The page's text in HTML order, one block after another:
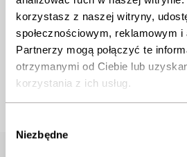
korzystasz z naszej witryny,
społecznościowym, reklamowym i
Partnerzy mogą połączyć te
otrzymanymi od Ciebie lub
korzystania z ich usług.
zgody
Niezbędne